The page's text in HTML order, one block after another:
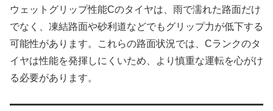
ウェットグリップ性能Cのタイヤは、雨で濡れた路面だけ
でなく、凍結路面や砂利道などでもグリップ力が低下する
可能性があります。これらの路面状況では、Cランクのタ
イヤは性能を発揮しにくいため、より慎重な運転を心がけ
る必要があります。